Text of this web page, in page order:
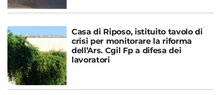
Casa di Riposo, istituito tavolo di
crisi per monitorare la riforma
dell’Ars. Cgil Fp a difesa dei
lavoratori